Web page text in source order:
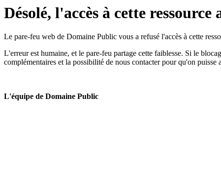
Désolé, l'accès à cette ressource
Le pare-feu web de Domaine Public vous a refusé l'accès à cette
L'erreur est humaine, et le pare-feu partage cette faiblesse. Si le
complémentaires et la possibilité de nous contacter pour qu'on puisse
L'équipe de Domaine Public